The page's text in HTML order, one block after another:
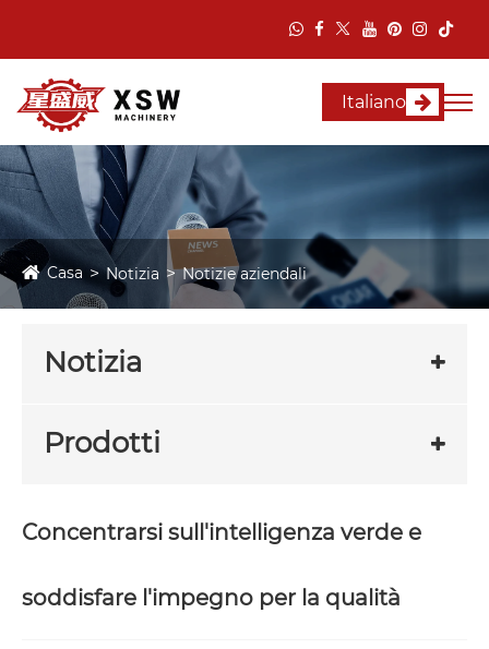
Italiano
Casa Notizia Notizie aziendali
Notizia
Prodotti
Concentrarsi sull'intelligenza verde e
soddisfare l'impegno per la qualità